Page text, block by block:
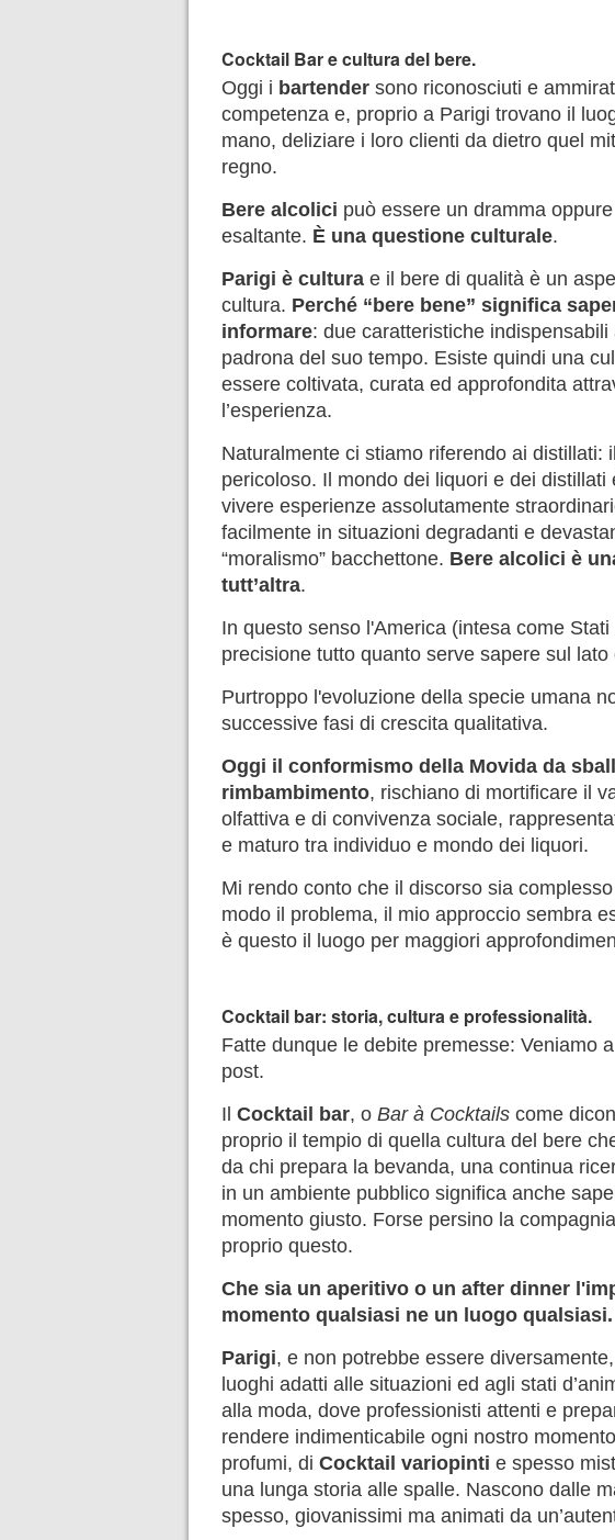
Cocktail Bar e cultura del bere.
Oggi i bartender sono riconosciuti e
competenza e, proprio a Parigi trovano il
mano, deliziare i loro clienti da dietro quel
regno.
Bere alcolici può essere un dramma
esaltante. È una questione culturale.
Parigi è cultura e il bere di qualità è un
cultura. Perché “bere bene” significa
informare: due caratteristiche
padrona del suo tempo. Esiste quindi una
essere coltivata, curata ed approfondita
l’esperienza.
Naturalmente ci stiamo riferendo ai distillati:
pericoloso. Il mondo dei liquori e dei
vivere esperienze assolutamente
facilmente in situazioni degradanti e
“moralismo” bacchettone. Bere alcolici è
tutt’altra.
In questo senso l'America (intesa come
precisione tutto quanto serve sapere sul
Purtroppo l'evoluzione della specie umana
successive fasi di crescita qualitativa.
Oggi il conformismo della Movida da
rimbambimento, rischiano di mortificare il
olfattiva e di convivenza sociale,
e maturo tra individuo e mondo dei liquori.
Mi rendo conto che il discorso sia
modo il problema, il mio approccio sembra
è questo il luogo per maggiori
Cocktail bar: storia, cultura e professionalità.
Fatte dunque le debite premesse: Veniamo
post.
Il Cocktail bar, o Bar à Cocktails come
proprio il tempio di quella cultura del bere
da chi prepara la bevanda, una continua
in un ambiente pubblico significa anche
momento giusto. Forse persino la
proprio questo.
Che sia un aperitivo o un after dinner
momento qualsiasi ne un luogo qualsiasi.
Parigi, e non potrebbe essere
luoghi adatti alle situazioni ed agli stati
alla moda, dove professionisti attenti e
rendere indimenticabile ogni nostro
profumi, di Cocktail variopinti e spesso
una lunga storia alle spalle. Nascono dalle
spesso, giovanissimi ma animati da